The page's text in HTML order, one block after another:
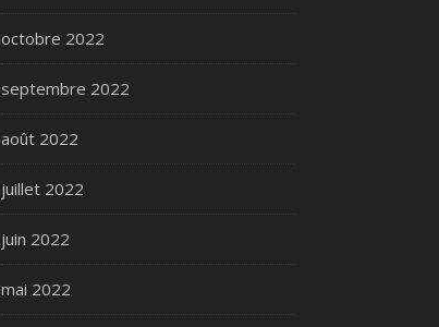
octobre 2022
septembre 2022
août 2022
juillet 2022
juin 2022
mai 2022